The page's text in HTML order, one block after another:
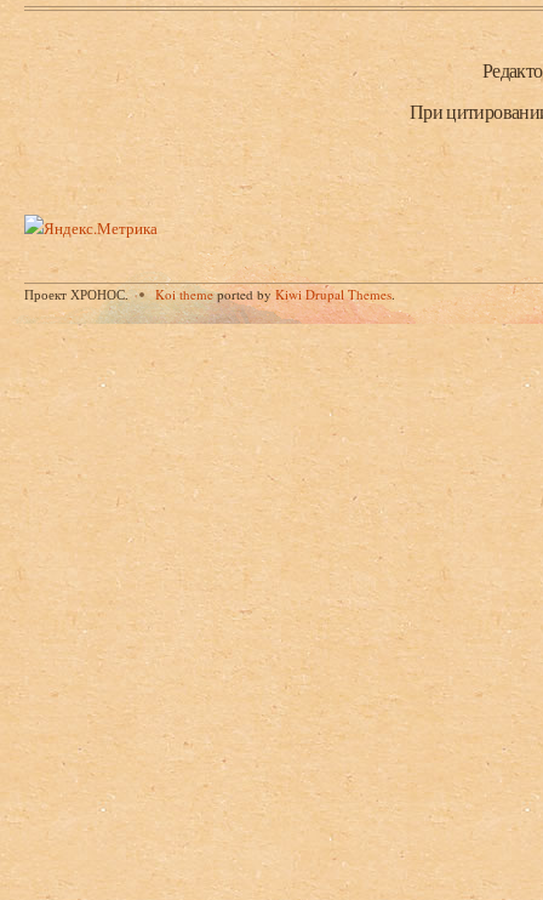
Нижний колонтитул
При
Проект ХРОНОС. Koi themeported byKiwi Drupal Themes.